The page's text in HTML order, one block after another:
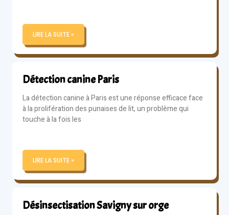
LIRE LA SUITE »
Détection canine Paris
La détection canine à Paris est une réponse efficace face
à la prolifération des punaises de lit, un problème qui
touche à la fois les
LIRE LA SUITE »
Désinsectisation Savigny sur orge